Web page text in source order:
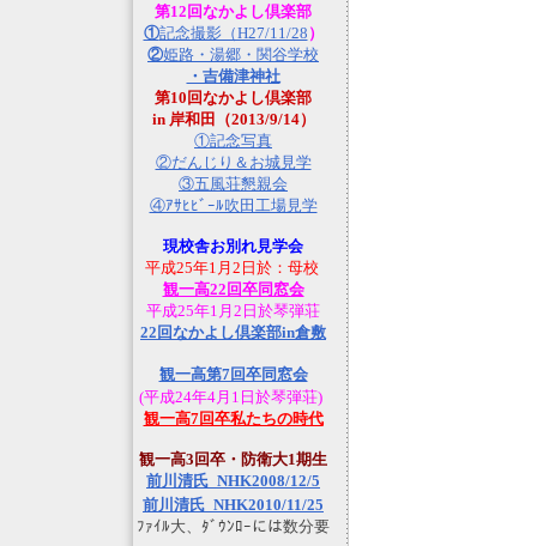
第12回なかよし倶楽部
①記念撮影（H27/11/28 ）
②姫路・湯郷・関谷学校
・吉備津神社
第10回なかよし倶楽部
in 岸和田（2013/9/14）
①記念写真
②だんじり＆お城見学
③五風荘懇親会
④ｱｻﾋﾋﾞｰﾙ吹田工場見学
現校舎お別れ見学会
平成25年1月2日於：母校
観一高22回卒同窓会
平成25年1月2日於琴弾荘
22回なかよし倶楽部in倉敷
観一高第7回卒同窓会
(平成24年4月1日於琴弾荘)
観一高7回卒私たちの時代
観一高3回卒・防衛大1期生
前川清氏_NHK2008/12/5
前川清氏_NHK2010/11/25
ﾌｧｲﾙ大、ﾀﾞｳﾝﾛｰには数分要